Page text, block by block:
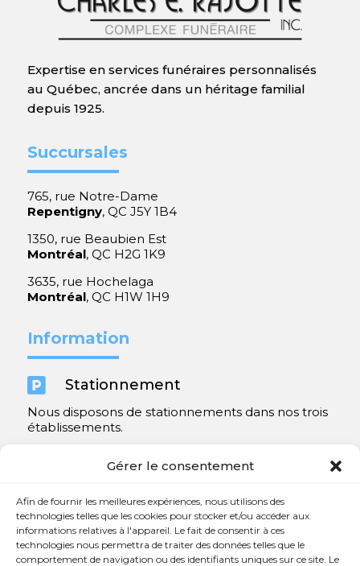
Gérer le consentement
Afin de fournir les meilleures expériences, nous utilisons des
technologies telles que les cookies pour stocker et/ou accéder aux
informations relatives à l'appareil. Le fait de consentir à ces
technologies nous permettra de traiter des données telles que le
comportement de navigation ou des identifiants uniques sur ce site. Le
Expertise en services funéraires personnalisés
au Québec, ancrée dans un héritage familial
depuis 1925.
Succursales
765, rue Notre-Dame
Repentigny, QC J5Y 1B4
1350, rue Beaubien Est
Montréal, QC H2G 1K9
3635, rue Hochelaga
Montréal, QC H1W 1H9
Information
 Stationnement
Nous disposons de stationnements dans nos trois
établissements.
Contact
 450 654-3342